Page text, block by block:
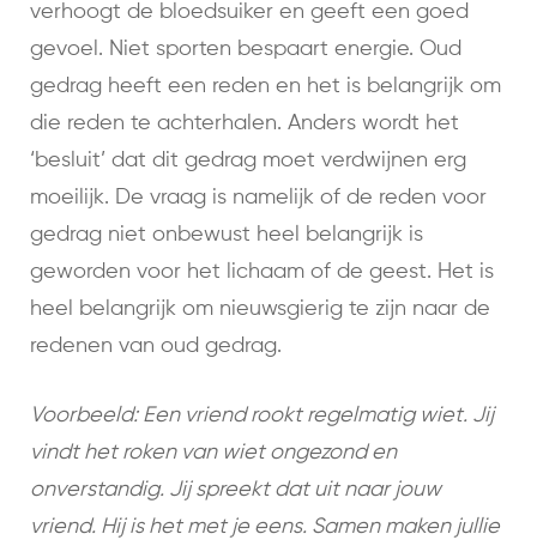
verhoogt de bloedsuiker en geeft een goed
gevoel. Niet sporten bespaart energie. Oud
gedrag heeft een reden en het is belangrijk om
die reden te achterhalen. Anders wordt het
‘besluit’ dat dit gedrag moet verdwijnen erg
moeilijk. De vraag is namelijk of de reden voor
gedrag niet onbewust heel belangrijk is
geworden voor het lichaam of de geest. Het is
heel belangrijk om nieuwsgierig te zijn naar de
redenen van oud gedrag.
Voorbeeld: Een vriend rookt regelmatig wiet. Jij
vindt het roken van wiet ongezond en
onverstandig. Jij spreekt dat uit naar jouw
vriend. Hij is het met je eens. Samen maken jullie